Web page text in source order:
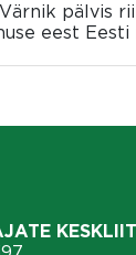
pälvis
eest Eesti
KESKLIIT